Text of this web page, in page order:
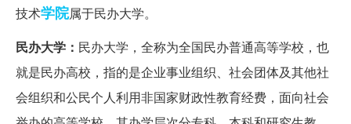
技术学院属于民办大学。
民办大学： 民办大学，全称为全国民办普通高等学校，也
就是民办高校，指的是企业事业组织、社会团体及其他社
会组织和公民个人利用非国家财政性教育经费，面向社会